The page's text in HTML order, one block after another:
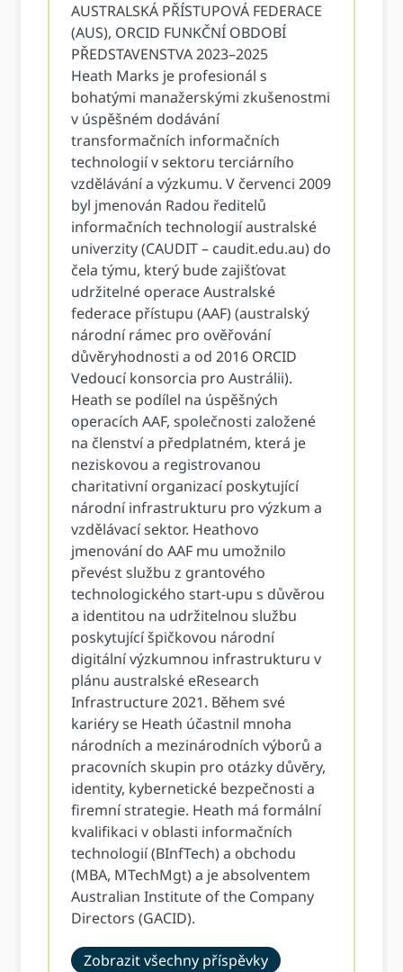
AUSTRALSKÁ PŘÍSTUPOVÁ FEDERACE
(AUS), ORCID FUNKČNÍ OBDOBÍ
PŘEDSTAVENSTVA 2023–2025
Heath Marks je profesionál s
bohatými manažerskými zkušenostmi
v úspěšném dodávání
transformačních informačních
technologií v sektoru terciárního
vzdělávání a výzkumu. V červenci 2009
byl jmenován Radou ředitelů
informačních technologií australské
univerzity (CAUDIT – caudit.edu.au) do
čela týmu, který bude zajišťovat
udržitelné operace Australské
federace přístupu (AAF) (australský
národní rámec pro ověřování
důvěryhodnosti a od 2016 ORCID
Vedoucí konsorcia pro Austrálii).
Heath se podílel na úspěšných
operacích AAF, společnosti založené
na členství a předplatném, která je
neziskovou a registrovanou
charitativní organizací poskytující
národní infrastrukturu pro výzkum a
vzdělávací sektor. Heathovo
jmenování do AAF mu umožnilo
převést službu z grantového
technologického start-upu s důvěrou
a identitou na udržitelnou službu
poskytující špičkovou národní
digitální výzkumnou infrastrukturu v
plánu australské eResearch
Infrastructure 2021. Během své
kariéry se Heath účastnil mnoha
národních a mezinárodních výborů a
pracovních skupin pro otázky důvěry,
identity, kybernetické bezpečnosti a
firemní strategie. Heath má formální
kvalifikaci v oblasti informačních
technologií (BInfTech) a obchodu
(MBA, MTechMgt) a je absolventem
Australian Institute of the Company
Directors (GACID).
Zobrazit všechny příspěvky